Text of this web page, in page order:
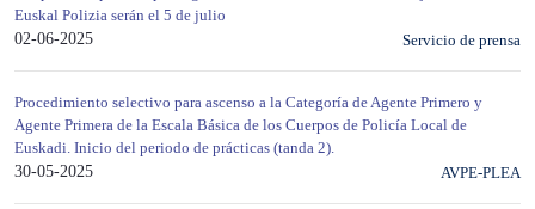
Euskal Polizia serán el 5 de julio
02-06-2025
Servicio de prensa
Procedimiento selectivo para ascenso a la Categoría de Agente Primero y
Agente Primera de la Escala Básica de los Cuerpos de Policía Local de
Euskadi. Inicio del periodo de prácticas (tanda 2).
30-05-2025
AVPE-PLEA